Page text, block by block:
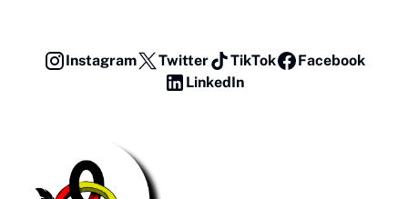
Instagram Twitter TikTok
Facebook
LinkedIn